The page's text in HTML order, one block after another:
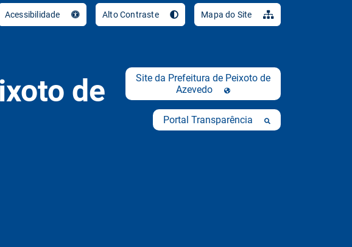
Acessibilidade Alto Contraste Mapa do Site
de
Site da Prefeitura de Peixoto de
Azevedo
Portal Transparência